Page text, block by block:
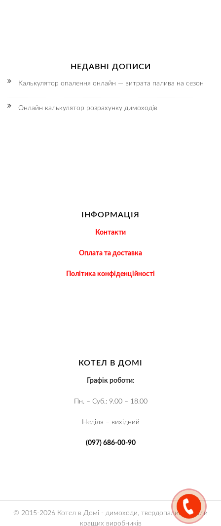
НЕДАВНІ ДОПИСИ
Калькулятор опалення онлайн — витрата палива на сезон
Онлайн калькулятор розрахунку димоходів
ІНФОРМАЦІЯ
Контакти
Оплата та доставка
Політика конфіденційності
КОТЕЛ В ДОМІ
Графік роботи:
Пн. – Суб.: 9.00 – 18.00
Неділя – вихідний
(097) 686-00-90
© 2015-2026 Котел в Домі - димоходи, твердопаливні котли
кращих виробників